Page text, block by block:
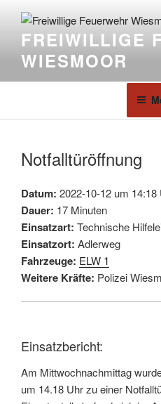
FREIWILLIGE
WIESMOOR
Notfalltüröffnung
Datum: 2022-10-12 um 14:18
Dauer: 17 Minuten
Einsatzart: Technische
Einsatzort: Adlerweg
Fahrzeuge: ELW 1
Weitere Kräfte: Polizei
Einsatzbericht:
Am Mittwochnachmittag
um 14.18 Uhr zu einer